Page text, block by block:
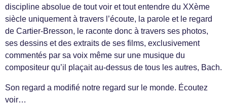
discipline absolue de tout voir et tout entendre du XXème
siècle uniquement à travers l’écoute, la parole et le regard
de Cartier-Bresson, le raconte donc à travers ses photos,
ses dessins et des extraits de ses films, exclusivement
commentés par sa voix même sur une musique du
compositeur qu’il plaçait au-dessus de tous les autres, Bach.
Son regard a modifié notre regard sur le monde. Écoutez
voir…